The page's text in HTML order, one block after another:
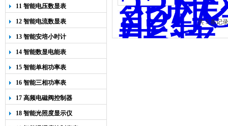
11 智能电压数显表
12 智能电流数显表
13 智能安培小时计
14 智能数显电能表
15 智能单相功率表
16 智能三相功率表
17 高频电磁阀控制器
18 智能光照度显示仪
共 5 条记